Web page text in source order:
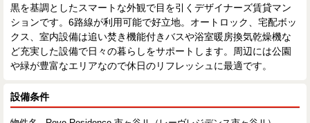
黒を基調としたスマートな外観で目を引くデザイナーズ賃貸マン
ションです。6路線が利用可能で好立地。オートロック、宅配ボッ
クス、室内設備は追い焚き機能付きバスや浴室暖房換気乾燥機な
ど充実した設備で日々の暮らしをサポートします。周辺には公園
や緑が豊富なエリアなので休日のリフレッシュに最適です。
設備条件